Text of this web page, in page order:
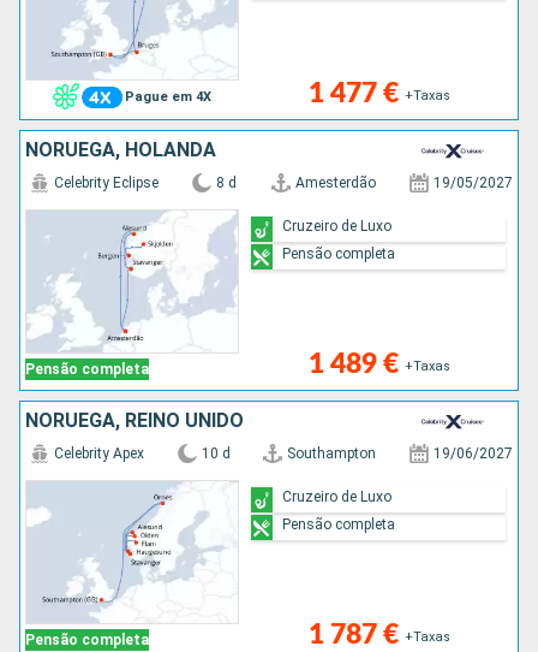
Pague em 4X 1 477 € +Taxas
NORUEGA, HOLANDA
Pensão completa
Celebrity Eclipse 8 d Amesterdão 19/05/2027
1 489 € +Taxas
Cruzeiro de Luxo
Pensão completa
NORUEGA, REINO UNIDO
Pensão completa
Celebrity Apex 10 d Southampton 19/06/2027
1 787 € +Taxas
Cruzeiro de Luxo
Pensão completa